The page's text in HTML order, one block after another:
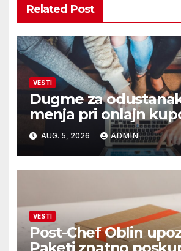
Related Post
VESTI
Dugme za
menja pri onlajn
AUG. 5, 2026 ADMIN
VESTI
Post-Chef Oblin